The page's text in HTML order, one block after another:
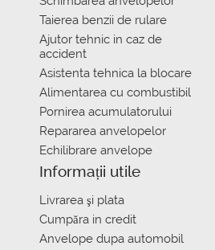
Taierea benzii de rulare
Ajutor tehnic in caz de
accident
Asistenta tehnica la blocare
Alimentarea cu combustibil
Pornirea acumulatorului
Repararea anvelopelor
Echilibrare anvelope
Informații utile
Livrarea şi plata
Сumpăra in credit
Anvelope dupa automobil